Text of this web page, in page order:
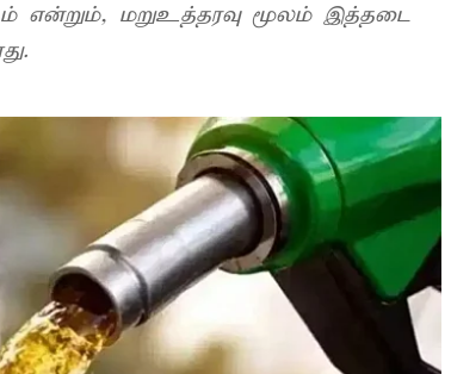
என்றும், மறுஉத்தரவு மூலம் இத்தடை